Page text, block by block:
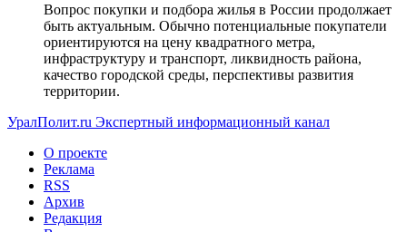
Вопрос покупки и подбора жилья в России продолжает
быть актуальным. Обычно потенциальные покупатели
ориентируются на цену квадратного метра,
инфраструктуру и транспорт, ликвидность района,
качество городской среды, перспективы развития
территории.
УралПолит.ru Экспертный информационный канал
О проекте
Реклама
RSS
Архив
Редакция